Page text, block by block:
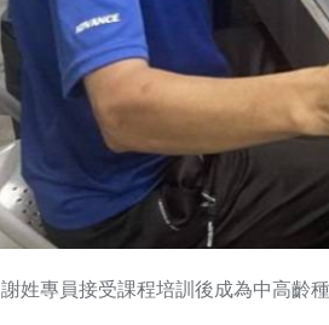
謝姓專員接受課程培訓後成為中高齡